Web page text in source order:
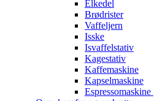
Elkedel
Brødrister
Vaffeljern
Isske
Isvaffelstativ
Kagestativ
Kaffemaskine
Kapselmaskine
Espressomaskine